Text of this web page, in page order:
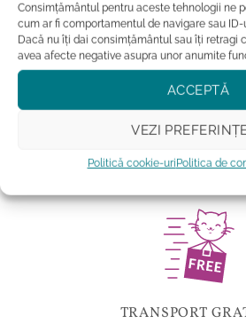
Consimțământul pentru aceste tehnologii ne
cum ar fi comportamentul de navigare sau
Dacă nu îți dai consimțământul sau îți retragi
avea afecte negative asupra unor anumite
ACCEPTĂ
VEZI
Politică cookie-uriPolitica de
Evaluat la
5din 5
74.99lei
ADAUGĂ ÎN COȘ
5
89.99
TRANSPORT